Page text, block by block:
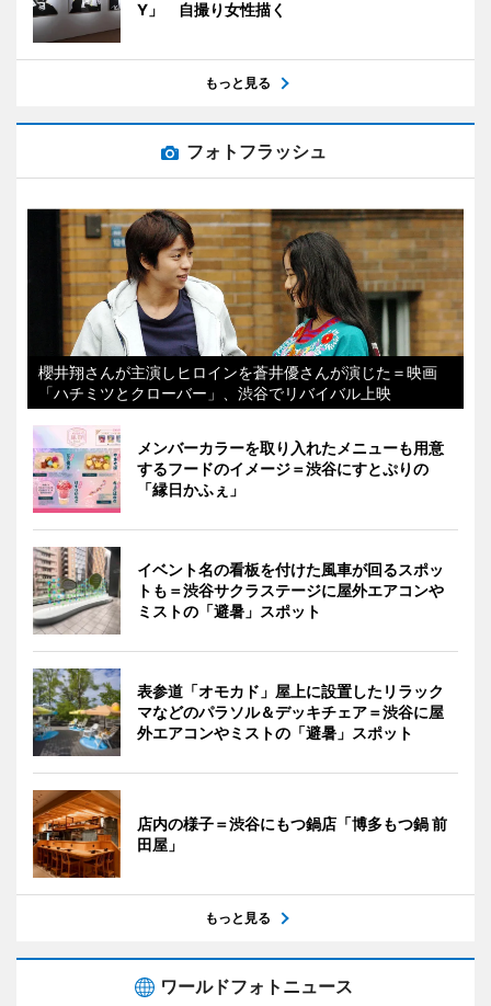
Y」 自撮り女性描く
もっと見る
フォトフラッシュ
櫻井翔さんが主演しヒロインを蒼井優さんが演じた＝映画
「ハチミツとクローバー」、渋谷でリバイバル上映
メンバーカラーを取り入れたメニューも用意
するフードのイメージ＝渋谷にすとぷりの
「縁日かふぇ」
イベント名の看板を付けた風車が回るスポッ
トも＝渋谷サクラステージに屋外エアコンや
ミストの「避暑」スポット
表参道「オモカド」屋上に設置したリラック
マなどのパラソル＆デッキチェア＝渋谷に屋
外エアコンやミストの「避暑」スポット
店内の様子＝渋谷にもつ鍋店「博多もつ鍋 前
田屋」
もっと見る
ワールドフォトニュース